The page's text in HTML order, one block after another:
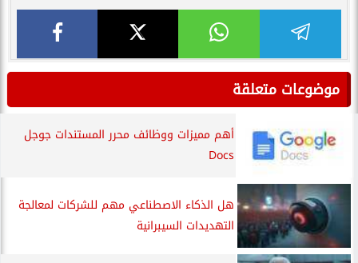
موضوعات متعلقة
أهم مميزات ووظائف محرر المستندات جوجل
Docs
هل الذكاء الاصطناعي مهم للشركات لمعالجة
التهديدات السيبرانية